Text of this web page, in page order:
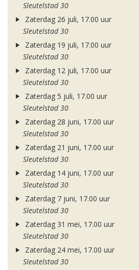
Sleutelstad 30
Zaterdag 26 juli, 17.00 uur
Sleutelstad 30
Zaterdag 19 juli, 17.00 uur
Sleutelstad 30
Zaterdag 12 juli, 17.00 uur
Sleutelstad 30
Zaterdag 5 juli, 17.00 uur
Sleutelstad 30
Zaterdag 28 juni, 17.00 uur
Sleutelstad 30
Zaterdag 21 juni, 17.00 uur
Sleutelstad 30
Zaterdag 14 juni, 17.00 uur
Sleutelstad 30
Zaterdag 7 juni, 17.00 uur
Sleutelstad 30
Zaterdag 31 mei, 17.00 uur
Sleutelstad 30
Zaterdag 24 mei, 17.00 uur
Sleutelstad 30